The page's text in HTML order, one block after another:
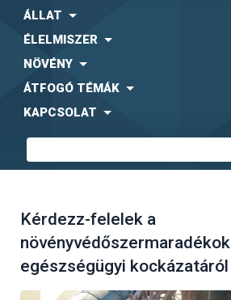
ÁLLAT
ÉLELMISZER
NÖVÉNY
ÁTFOGÓ TÉMÁK
KAPCSOLAT
Kérdezz-felelek a
növényvédőszermaradékok
egészségügyi kockázatáról